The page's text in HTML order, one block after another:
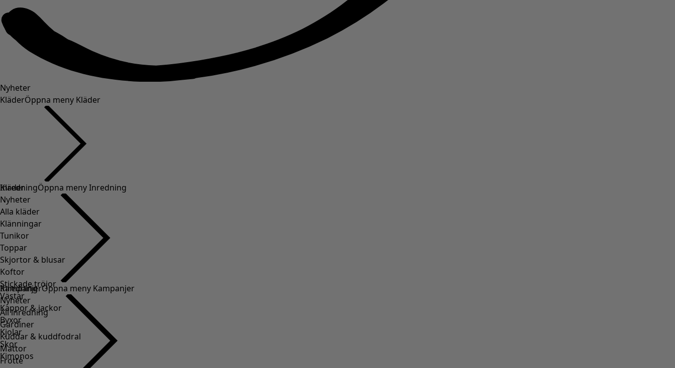
Nyheter
KläderÖppna meny Kläder
Kläder
Nyheter
Alla kläder
Klänningar
Tunikor
Toppar
Skjortor & blusar
Koftor
Stickade tröjor
Västar
Kappor & jackor
Byxor
Kjolar
Skor
Kimonos
InredningÖppna meny Inredning
Inredning
Nyheter
All inredning
Gardiner
Kuddar & kuddfodral
Mattor
Frotté
KampanjerÖppna meny Kampanjer